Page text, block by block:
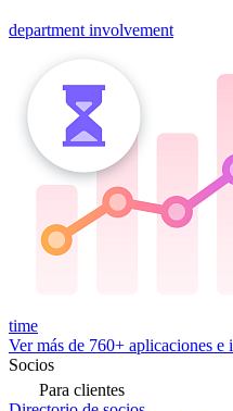
department involvement
time
Ver más de 760+ aplicaciones e
Socios
Para clientes